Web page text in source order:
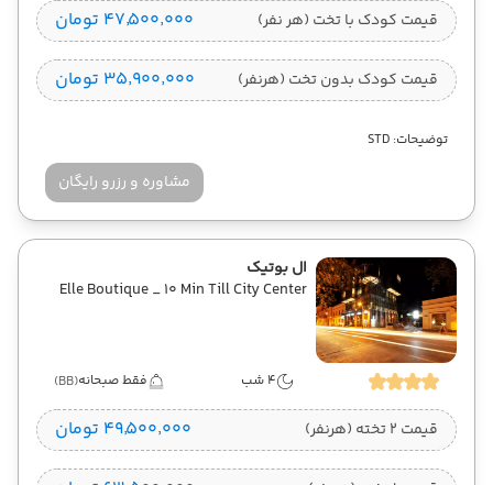
قیمت کودک با تخت (هر نفر) ۴۷٬۵۰۰٬۰۰۰ تومان
قیمت کودک بدون تخت (هرنفر) ۳۵٬۹۰۰٬۰۰۰ تومان
توضیحات: STD
مشاوره و رزرو رایگان
ال بوتیک
Elle Boutique _ 10 Min Till City Center
4 شب فقط صبحانه(BB)
قیمت 2 تخته (هرنفر) ۴۹٬۵۰۰٬۰۰۰ تومان